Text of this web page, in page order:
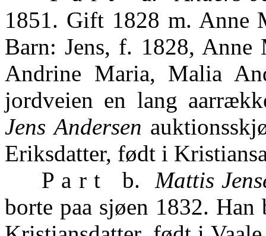
1851. Gift 1828 m. Anne
Barn: Jens, f. 1828, Anne
Andrine Maria, Malia
jordveien en lang
Jens Andersen
Eriksdatter, født i
P a r t b. Mattis
borte paa sjøen 1832.